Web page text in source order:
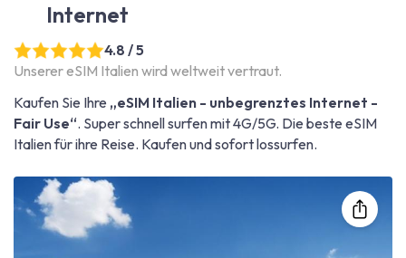
Internet
4.8 / 5
Unserer eSIM Italien wird weltweit vertraut.
Kaufen Sie Ihre „eSIM Italien - unbegrenztes Internet -
Fair Use“. Super schnell surfen mit 4G/5G. Die beste eSIM
Italien für ihre Reise. Kaufen und sofort lossurfen.